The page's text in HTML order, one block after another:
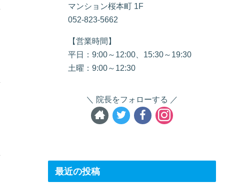
マンション桜本町 1F
052-823-5662
【営業時間】
平日：9:00～12:00、15:30～19:30
土曜：9:00～12:30
院長をフォローする
最近の投稿